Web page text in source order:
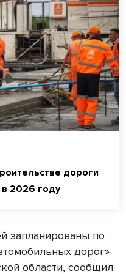
дороги
2026 году
запланированы по
дорог»
области, сообщил